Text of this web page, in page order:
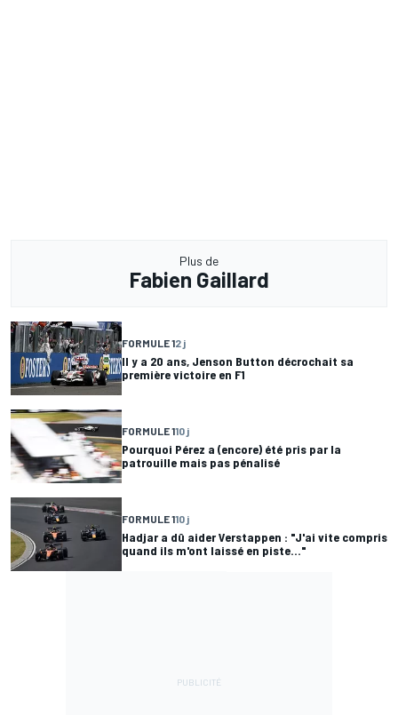
Plus de
Fabien Gaillard
FORMULE 12 j
Il y a 20 ans, Jenson Button décrochait sa
première victoire en F1
FORMULE 110 j
Pourquoi Pérez a (encore) été pris par la
patrouille mais pas pénalisé
FORMULE 110 j
Hadjar a dû aider Verstappen : "J'ai vite compris
quand ils m'ont laissé en piste..."